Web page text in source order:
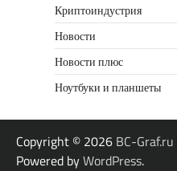
Криптоиндустрия
Новости
Новости плюс
Ноутбуки и планшеты
Copyright © 2026 BC-Graf.ru
Powered byWordPress.